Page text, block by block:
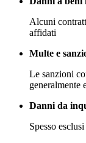
Alcuni
affidati
Multe e
Le sanzioni
generalmente
Danni da
Spesso